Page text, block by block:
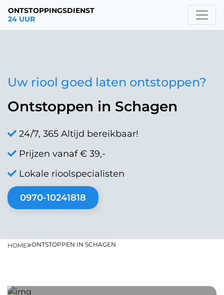
ONTSTOPPINGSDIENST
24 UUR
Uw riool goed laten ontstoppen?
Ontstoppen in Schagen
24/7, 365 Altijd bereikbaar!
Prijzen vanaf € 39,-
Lokale rioolspecialisten
0970-10241818
HOME»ONTSTOPPEN IN SCHAGEN